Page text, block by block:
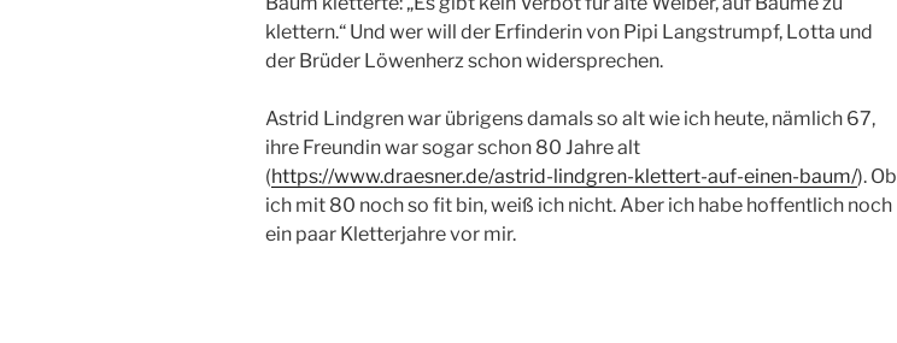
klettern.“ Und wer will der Erfinderin von Pipi Langstrumpf, Lotta und
der Brüder Löwenherz schon widersprechen.
Astrid Lindgren war übrigens damals so alt wie ich heute, nämlich 67,
ihre Freundin war sogar schon 80 Jahre alt
(https://www.draesner.de/astrid-lindgren-klettert-auf-einen-baum/). Ob
ich mit 80 noch so fit bin, weiß ich nicht. Aber ich habe hoffentlich noch
ein paar Kletterjahre vor mir.